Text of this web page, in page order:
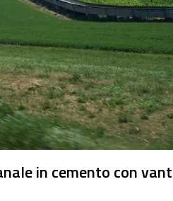
in cemento con